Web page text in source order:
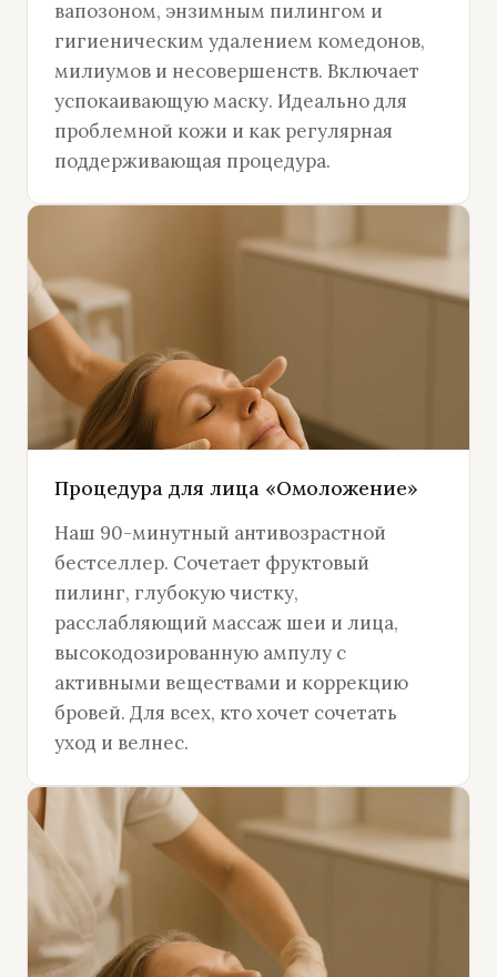
вапозоном, энзимным пилингом и
гигиеническим удалением комедонов,
милиумов и несовершенств. Включает
успокаивающую маску. Идеально для
проблемной кожи и как регулярная
поддерживающая процедура.
Процедура для лица «Омоложение»
Наш 90-минутный антивозрастной
бестселлер. Сочетает фруктовый
пилинг, глубокую чистку,
расслабляющий массаж шеи и лица,
высокодозированную ампулу с
активными веществами и коррекцию
бровей. Для всех, кто хочет сочетать
уход и велнес.